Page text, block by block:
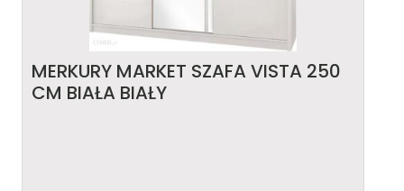
MERKURY MARKET SZAFA VISTA 250
CM BIAŁA BIAŁY